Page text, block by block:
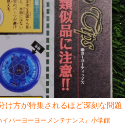
け方が特集されるほど深刻な問題
イパーヨーヨーメンテナンス』小学館